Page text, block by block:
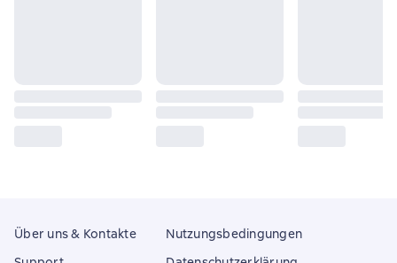
Über uns & Kontakte
Nutzungsbedingungen